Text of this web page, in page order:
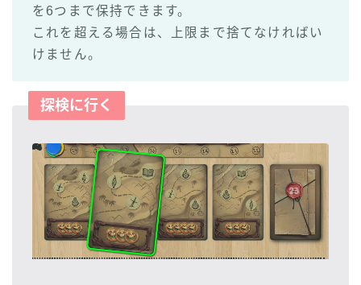
を6つまで保持できます。
これを超える場合は、上限まで捨てなければい
けません。
探検に行く